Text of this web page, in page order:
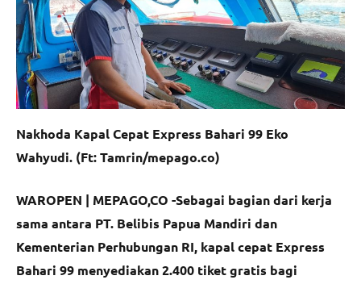
Nakhoda Kapal Cepat Express Bahari 99 Eko
Wahyudi. (Ft: Tamrin/mepago.co)
WAROPEN | MEPAGO,CO -Sebagai bagian dari kerja
sama antara PT. Belibis Papua Mandiri dan
Kementerian Perhubungan RI, kapal cepat Express
Bahari 99 menyediakan 2.400 tiket gratis bagi